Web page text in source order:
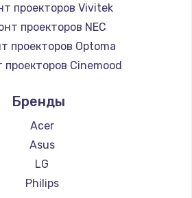
875 руб.
Заказать
драйверов
Заказать
вебкамеры
1490 руб.
Заказать
проекторов Vivitek
проекторов NEC
проекторов Optoma
проекторов Cinemood
проекторов Barco
проекторов Xgimi
проекторов Canon
проекторов JVC
проекторов Casio
Бренды
Acer
Asus
LG
Philips